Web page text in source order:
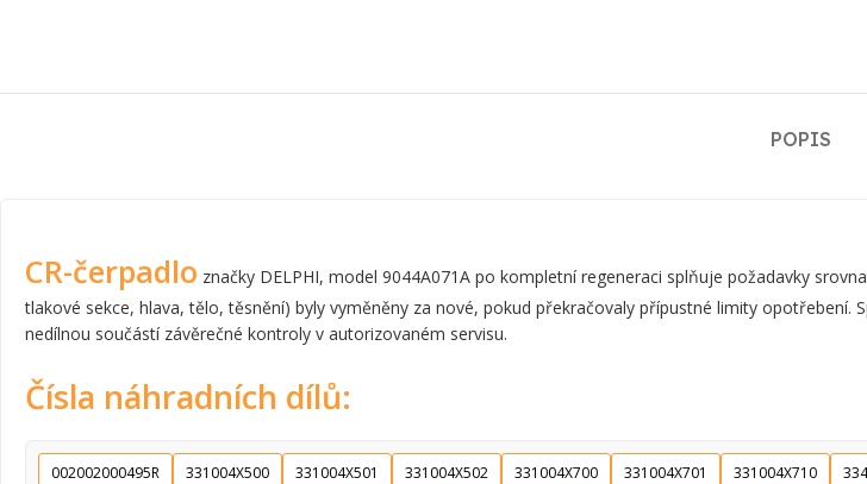
POPIS
CR-čerpadlo značky DELPHI, model 9044A071A po kompletní regeneraci splňuje požadavky
tlakové sekce, hlava, tělo, těsnění) byly vyměněny za nové, pokud překračovaly přípustné limity
nedílnou součástí závěrečné kontroly v autorizovaném servisu.
Čísla náhradních dílů:
002002000495R 331004X500 331004X501 331004X502 331004X700 331004X701 331004X710